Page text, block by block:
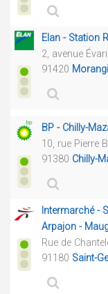
Elan - Station
2, avenue
91420
BP - Chilly-
10, rue Pierre
91380 Chilly-
Intermarché -
Arpajon -
Rue de
91180 Saint-